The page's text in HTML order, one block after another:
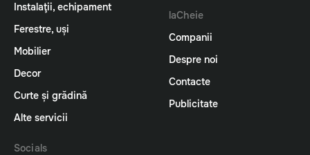
Instalaţii, echipament
Ferestre, uși
Mobilier
Decor
Curte și grădină
Alte servicii
laCheie
Companii
Despre noi
Contacte
Publicitate
Socials